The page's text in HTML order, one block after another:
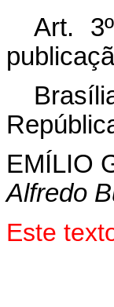
Art.
EMÍLIO
Alfredo
Este